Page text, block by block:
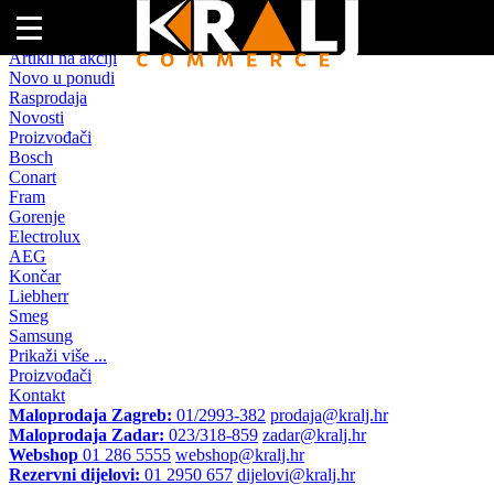
Naslovna
Artikli na akciji
Novo u ponudi
Rasprodaja
Novosti
Proizvođači
Bosch
Conart
Fram
Gorenje
Electrolux
AEG
Končar
Liebherr
Smeg
Samsung
Prikaži više ...
Proizvođači
Kontakt
Maloprodaja Zagreb: 01/2993-382 prodaja@kralj.hr
Maloprodaja Zadar: 023/318-859 zadar@kralj.hr
Webshop 01 286 5555 webshop@kralj.hr
Rezervni dijelovi: 01 2950 657 dijelovi@kralj.hr